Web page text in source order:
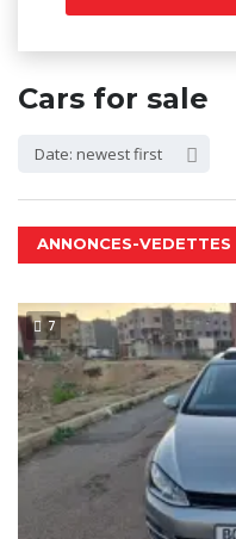
Cars for sale
Date: newest first
ANNONCES-VEDETTES
7